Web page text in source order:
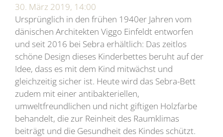
30. März 2019, 14:00
Ursprünglich in den frühen 1940er Jahren vom
dänischen Architekten Viggo Einfeldt entworfen
und seit 2016 bei Sebra erhältlich: Das zeitlos
schöne Design dieses Kinderbettes beruht auf der
Idee, dass es mit dem Kind mitwächst und
gleichzeitig sicher ist. Heute wird das Sebra-Bett
zudem mit einer antibakteriellen,
umweltfreundlichen und nicht giftigen Holzfarbe
behandelt, die zur Reinheit des Raumklimas
beiträgt und die Gesundheit des Kindes schützt.